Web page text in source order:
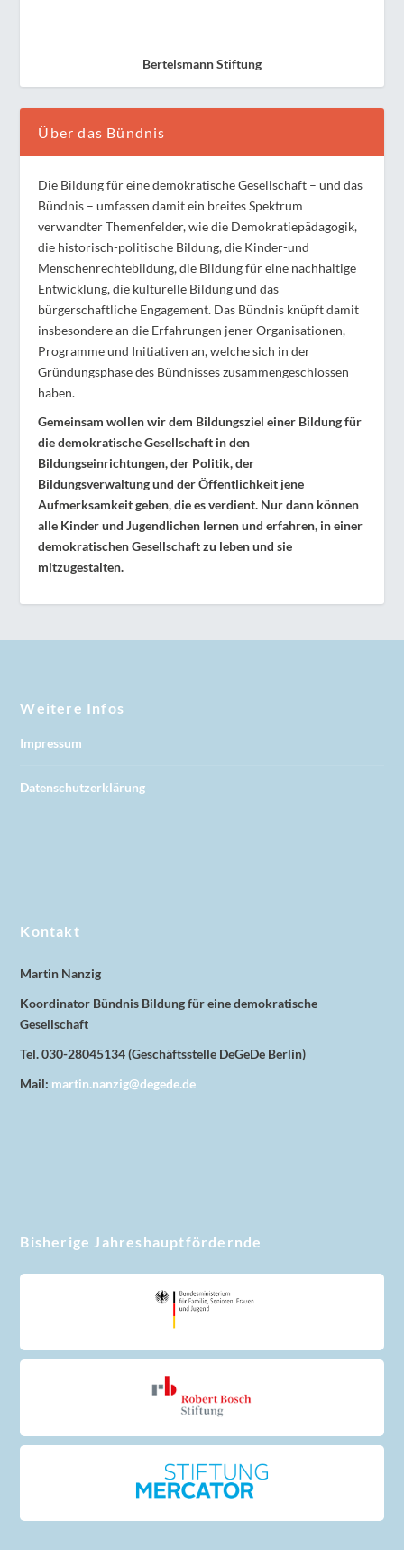
Bertelsmann Stiftung
Über das Bündnis
Die Bildung für eine demokratische Gesellschaft – und das
Bündnis – umfassen damit ein breites Spektrum
verwandter Themenfelder, wie die Demokratiepädagogik,
die historisch-politische Bildung, die Kinder-und
Menschenrechtebildung, die Bildung für eine nachhaltige
Entwicklung, die kulturelle Bildung und das
bürgerschaftliche Engagement. Das Bündnis knüpft damit
insbesondere an die Erfahrungen jener Organisationen,
Programme und Initiativen an, welche sich in der
Gründungsphase des Bündnisses zusammengeschlossen
haben.
Gemeinsam wollen wir dem Bildungsziel einer Bildung für
die demokratische Gesellschaft in den
Bildungseinrichtungen, der Politik, der
Bildungsverwaltung und der Öffentlichkeit jene
Aufmerksamkeit geben, die es verdient. Nur dann können
alle Kinder und Jugendlichen lernen und erfahren, in einer
demokratischen Gesellschaft zu leben und sie
mitzugestalten.
Weitere Infos
Impressum
Datenschutzerklärung
Kontakt
Martin Nanzig
Koordinator Bündnis Bildung für eine demokratische
Gesellschaft
Tel. 030-28045134 (Geschäftsstelle DeGeDe Berlin)
Mail: martin.nanzig@degede.de
Bisherige Jahreshauptfördernde